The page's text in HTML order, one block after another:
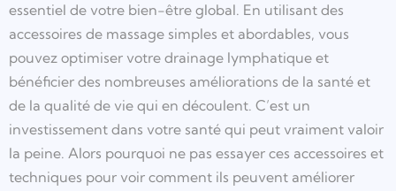
essentiel de votre bien-être global. En utilisant des
accessoires de massage simples et abordables, vous
pouvez optimiser votre drainage lymphatique et
bénéficier des nombreuses améliorations de la santé et
de la qualité de vie qui en découlent. C’est un
investissement dans votre santé qui peut vraiment valoir
la peine. Alors pourquoi ne pas essayer ces accessoires et
techniques pour voir comment ils peuvent améliorer